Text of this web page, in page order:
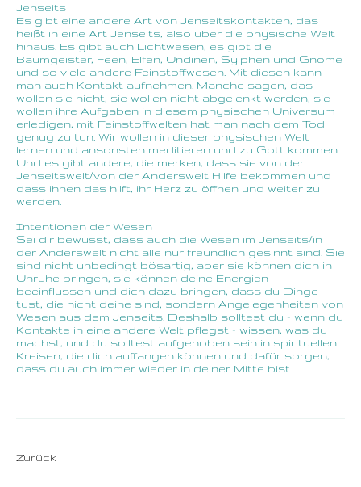
Jenseits
Es gibt eine andere Art von Jenseitskontakten, das
heißt in eine Art Jenseits, also über die physische Welt
hinaus. Es gibt auch Lichtwesen, es gibt die
Baumgeister, Feen, Elfen, Undinen, Sylphen und Gnome
und so viele andere Feinstoffwesen. Mit diesen kann
man auch Kontakt aufnehmen. Manche sagen, das
wollen sie nicht, sie wollen nicht abgelenkt werden, sie
wollen ihre Aufgaben in diesem physischen Universum
erledigen, mit Feinstoffwelten hat man nach dem Tod
genug zu tun. Wir wollen in dieser physischen Welt
lernen und ansonsten meditieren und zu Gott kommen.
Und es gibt andere, die merken, dass sie von der
Jenseitswelt/von der Anderswelt Hilfe bekommen und
dass ihnen das hilft, ihr Herz zu öffnen und weiter zu
werden.
Intentionen der Wesen
Sei dir bewusst, dass auch die Wesen im Jenseits/in
der Anderswelt nicht alle nur freundlich gesinnt sind. Sie
sind nicht unbedingt bösartig, aber sie können dich in
Unruhe bringen, sie können deine Energien
beeinflussen und dich dazu bringen, dass du Dinge
tust, die nicht deine sind, sondern Angelegenheiten von
Wesen aus dem Jenseits. Deshalb solltest du – wenn du
Kontakte in eine andere Welt pflegst – wissen, was du
machst, und du solltest aufgehoben sein in spirituellen
Kreisen, die dich auffangen können und dafür sorgen,
dass du auch immer wieder in deiner Mitte bist.
Zurück